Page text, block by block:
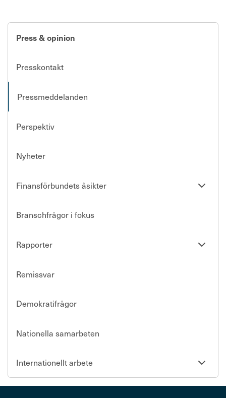
Press & opinion
Presskontakt
Pressmeddelanden
Perspektiv
Nyheter
Finansförbundets åsikter
Se
Branschfrågor i fokus
Rapporter
Se
Remissvar
Demokratifrågor
Nationella samarbeten
Internationellt arbete
Se